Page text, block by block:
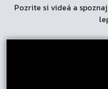
Pozrite si videá a